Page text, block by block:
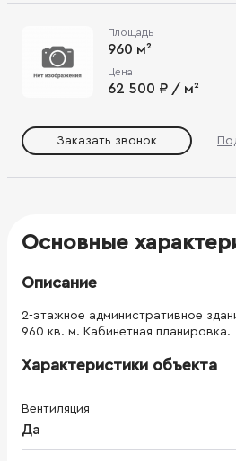
Площадь
960 м²
Цена
62 500 ₽ / м²
Заказать звонок
Основные
Описание
2-этажное административное
960 кв. м. Кабинетная планировка.
Характеристики объекта
Вентиляция
Да